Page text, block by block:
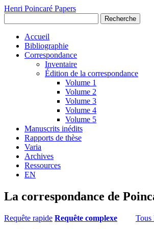
Henri Poincaré Papers
Recherche
Accueil
Bibliographie
Correspondance
Inventaire
Édition de la correspondance
Volume 1
Volume 2
Volume 3
Volume 4
Volume 5
Manuscrits inédits
Rapports de thèse
Varia
Archives
Ressources
EN
La correspondance de
Requête rapide Requête complexe Tous